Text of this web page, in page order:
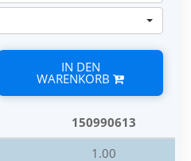
IN DEN
WARENKORB
150990613
1.00